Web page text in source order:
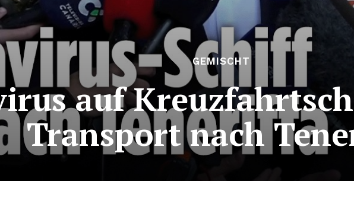
GEMISCHT
auf
Transport nach